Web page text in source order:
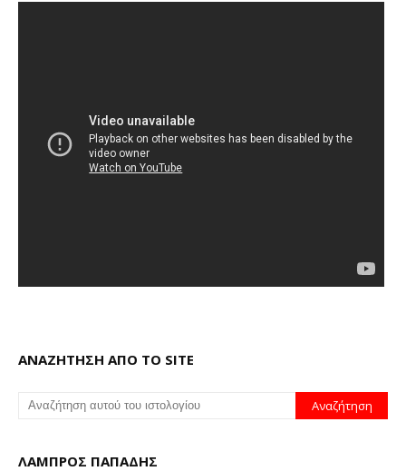
ΑΝΑΖΗΤΗΣΗ ΑΠΟ ΤΟ SITE
ΛΑΜΠΡΟΣ ΠΑΠΑΔΗΣ